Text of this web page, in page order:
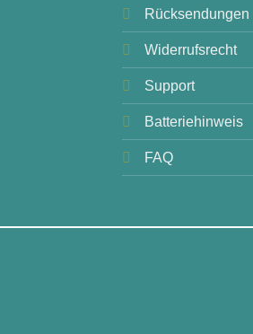
Rücksendungen
Widerrufsrecht
Support
Batteriehinweis
FAQ